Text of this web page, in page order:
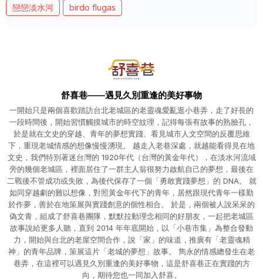
戀戀淡水河
birdo flugas
舒喜巷——遇見久別重逢的美好事物
一開始只是兩個喜歡踏訪台北老城區的老靈魂愛亂逛小巷弄，走了好長的
一段時間後，開始習慣觸摸城市的時空紋理，記得每張有故事的熟臉孔，
於是就在文史的穿越、青年的夢想實踐、看見城市人文空間的反覆思維
下，重現老城情感的想像慢慢湧現。 越走入老巷深處，就越能看得見在地
文史，我們特別著迷台灣的 1920年代（台灣的黃金年代），在淡水河流域
旁的幾個老城區，裡面居住了一群主人翁很努力啟航自己的夢想，最後在
二戰後不管成功或失敗，為後代保存了一個「勇敢實踐夢想」的 DNA。 就
如同穿越劇的難以想像，對照黃金年代下的青年，居然跟現代青年一樣勤
於作夢，善於在地策展與實踐創意的個性相合。 於是，兩個被人說呆呆的
偽文青，組成了舒喜巷團隊，默默拉動理念相同的好朋友，一起把老城區
故事說給更多人聽，直到 2014 年年底開始，以「小巷市集」為整合發動
力，開始與台北的老屋空間合作，說「家」的味道，推廣有「老靈魂精
神」的青年品牌，策展這片「老城的夢想」故事。 雋永的情感總發生在老
巷弄，在這裡可以遇見久別重逢的美好事物，這是舒喜巷正在實踐的方
向，期待您也一同加入舒喜。